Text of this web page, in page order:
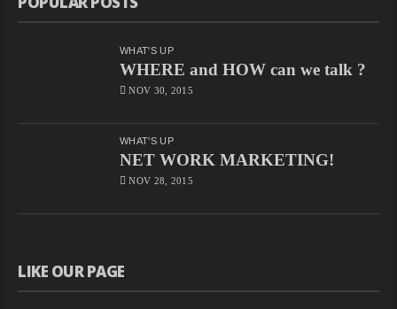
WHAT'S UP
WHERE and HOW can we talk ?
NOV 30, 2015
WHAT'S UP
NET WORK MARKETING!
NOV 28, 2015
LIKE OUR PAGE